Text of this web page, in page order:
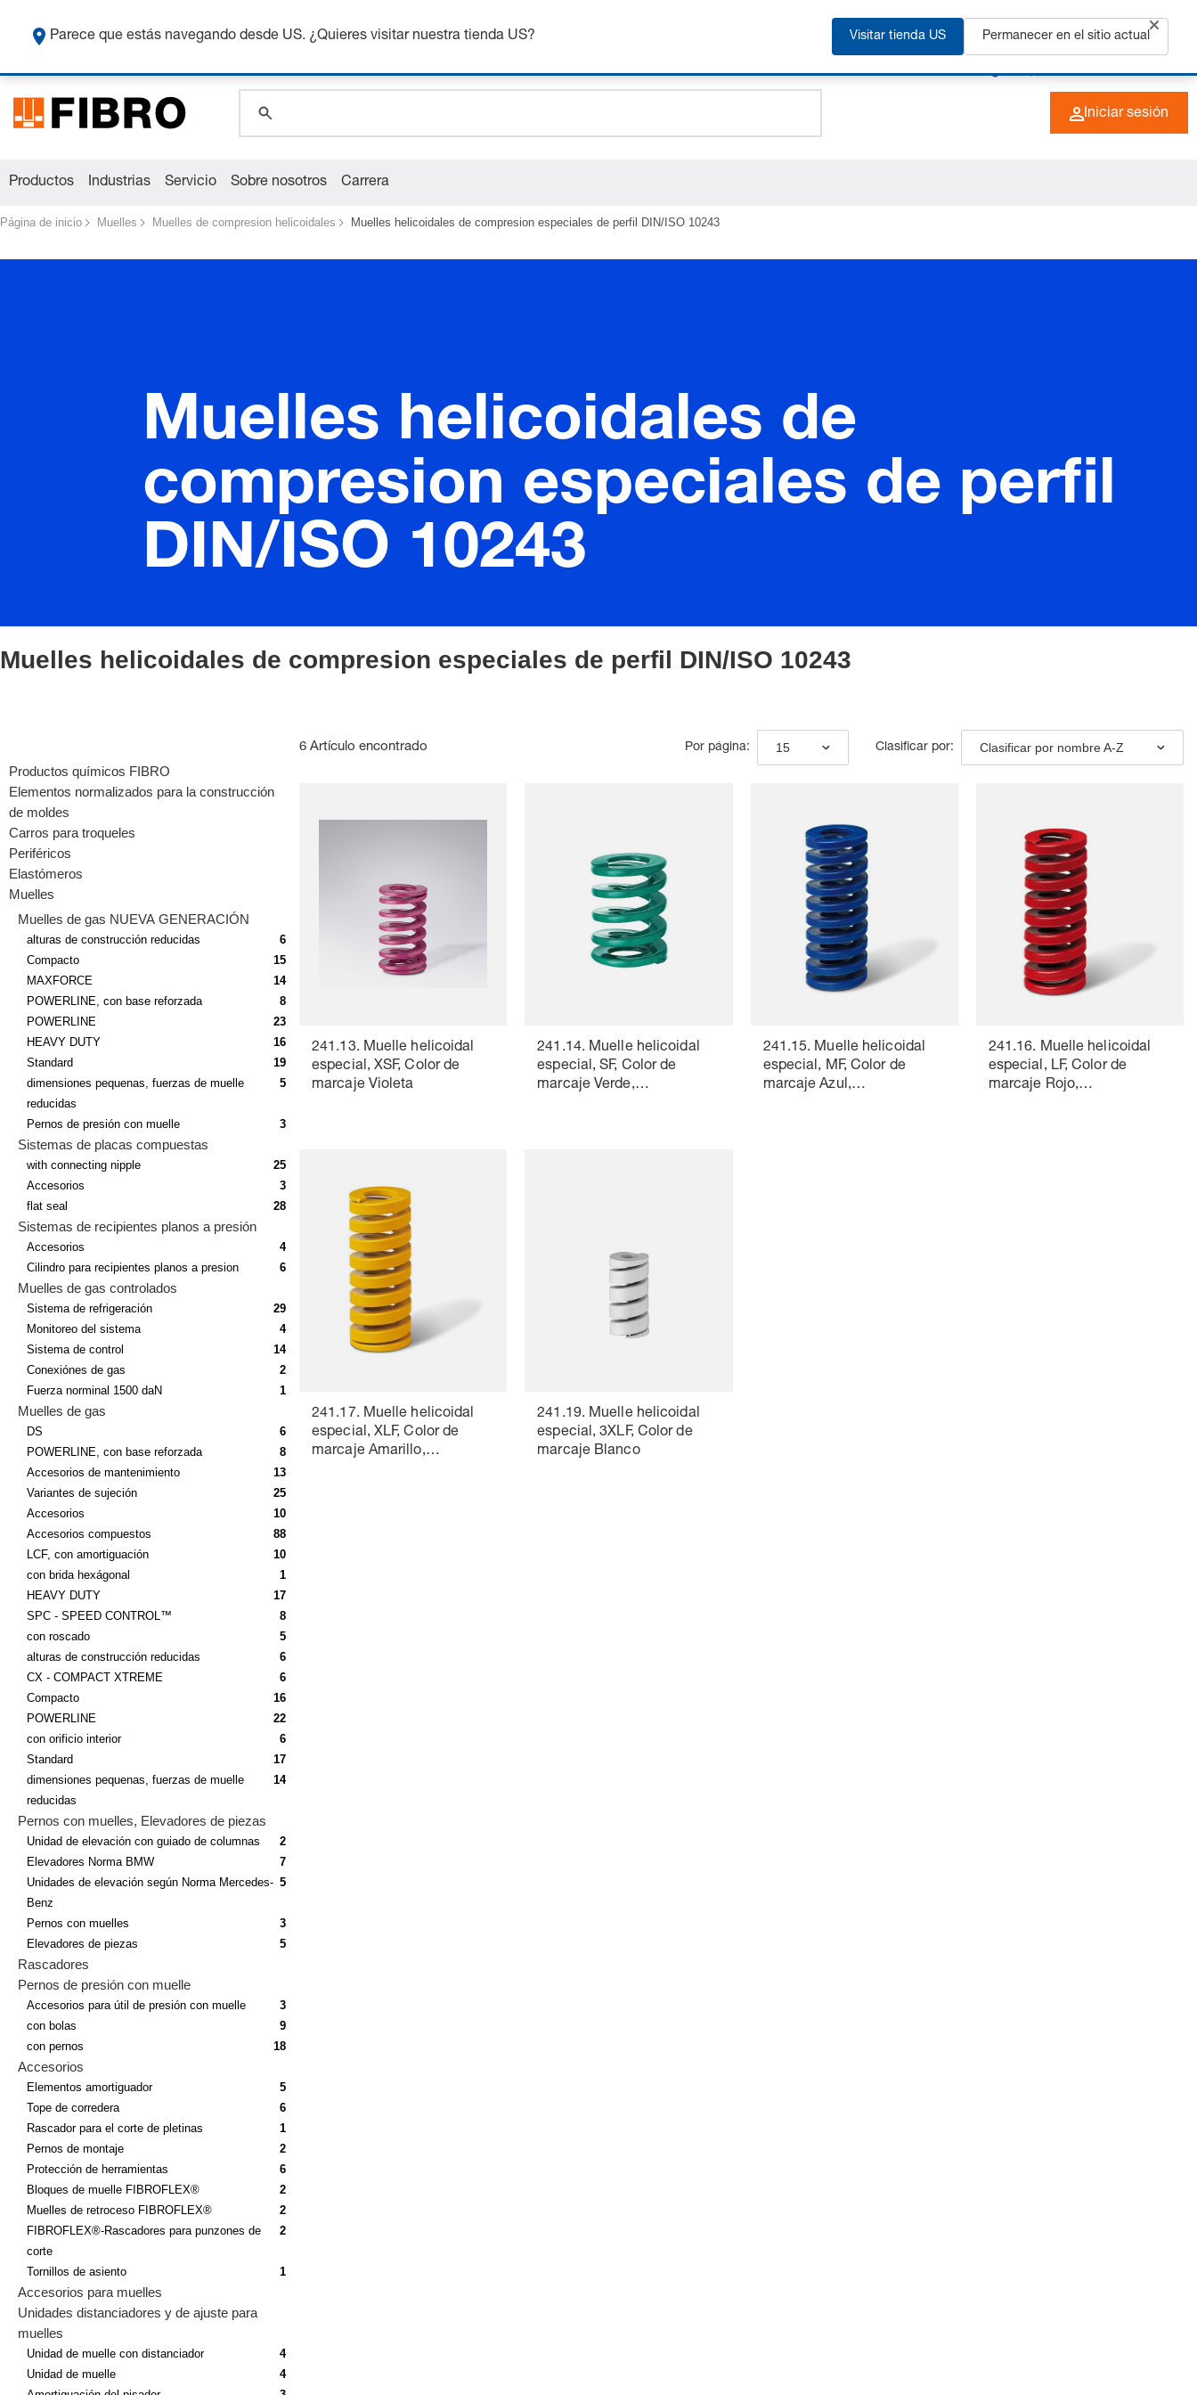
+49 (0) 6266 73-0 ES
global.search.placeholder.name
global.search.placeholder.category
Iniciar sesión
Productos Industrias Servicio Sobre nosotros Carrera
Página de inicio Muelles Muelles de compresion helicoidales Muelles helicoidales de compresion especiales de perfil DIN/ISO 10243
Muelles helicoidales de
compresion especiales de perfil
DIN/ISO 10243
Muelles helicoidales de compresion especiales de perfil DIN/ISO 10243
Productos químicos FIBRO
Elementos normalizados para la construcción
de moldes
Carros para troqueles
Periféricos
Elastómeros
Muelles
Muelles de gas NUEVA GENERACIÓN
alturas de construcción reducidas
6
Compacto
15
MAXFORCE
14
POWERLINE, con base reforzada
8
POWERLINE
23
HEAVY DUTY
16
Standard
19
dimensiones pequenas, fuerzas de muelle
reducidas
5
Pernos de presión con muelle 3
Sistemas de placas compuestas
with connecting nipple
25
Accesorios
3
flat seal
28
Sistemas de recipientes planos a presión
Accesorios
4
Cilindro para recipientes planos a presion
6
Muelles de gas controlados
Sistema de refrigeración
29
Monitoreo del sistema
4
Sistema de control
14
Conexiónes de gas
2
Fuerza norminal 1500 daN
1
Muelles de gas
DS
6
POWERLINE, con base reforzada
8
Accesorios de mantenimiento
13
Variantes de sujeción
25
Accesorios
10
Accesorios compuestos
88
LCF, con amortiguación
10
con brida hexágonal
1
HEAVY DUTY
17
SPC - SPEED CONTROL™
8
con roscado
5
alturas de construcción reducidas
6
CX - COMPACT XTREME
6
Compacto
16
POWERLINE
22
con orificio interior
6
Standard
17
dimensiones pequenas, fuerzas de muelle
reducidas
14
Pernos con muelles, Elevadores de piezas
Unidad de elevación con guiado de columnas
2
Elevadores Norma BMW
7
Unidades de elevación según Norma Mercedes-
Benz
5
Pernos con muelles
3
Elevadores de piezas
5
Rascadores
Pernos de presión con muelle
Accesorios para útil de presión con muelle
3
con bolas
9
con pernos
18
Accesorios
Elementos amortiguador
5
Tope de corredera
6
Rascador para el corte de pletinas
1
Pernos de montaje
2
Protección de herramientas
6
Bloques de muelle FIBROFLEX®
2
Muelles de retroceso FIBROFLEX®
2
FIBROFLEX®-Rascadores para punzones de
corte
2
Tornillos de asiento 1
Accesorios para muelles
Unidades distanciadores y de ajuste para
muelles
Unidad de muelle con distanciador
4
Unidad de muelle
4
6 Artículo encontrado Por página: 15 Clasificar por: Clasificar por nombre A-Z
241.13. Muelle helicoidal
especial, XSF, Color de
marcaje Violeta
241.14. Muelle helicoidal
especial, SF, Color de
marcaje Verde,
241.15. Muelle helicoidal
especial, MF, Color de
marcaje Azul,
241.16. Muelle helicoidal
especial, LF, Color de
marcaje Rojo,
241.17. Muelle helicoidal
especial, XLF, Color de
marcaje Amarillo,
241.19. Muelle helicoidal
especial, 3XLF, Color de
marcaje Blanco
Parece que estás navegando desde US. ¿Quieres visitar nuestra tienda US? Visitar tienda US Permanecer en el sitio actual